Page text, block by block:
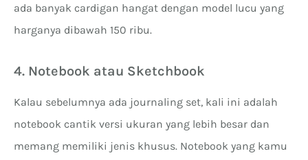
ada banyak cardigan hangat dengan model lucu yang
harganya dibawah 150 ribu.
4. Notebook atau Sketchbook
Kalau sebelumnya ada journaling set, kali ini adalah
notebook cantik versi ukuran yang lebih besar dan
memang memiliki jenis khusus. Notebook yang kamu